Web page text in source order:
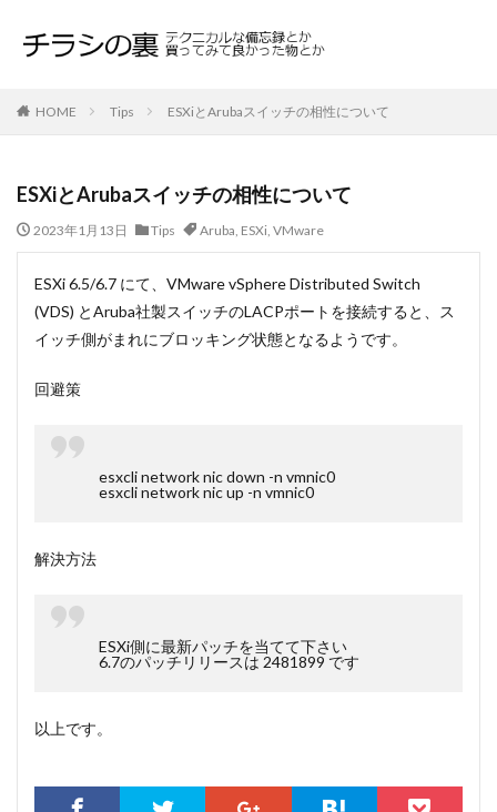
HOME Tips ESXiとArubaスイッチの相性について
ESXiとArubaスイッチの相性について
2023年1月13日 Tips Aruba, ESXi, VMware
ESXi 6.5/6.7 にて、VMware vSphere Distributed Switch
(VDS) とAruba社製スイッチのLACPポートを接続すると、ス
イッチ側がまれにブロッキング状態となるようです。
回避策
esxcli network nic down -n vmnic0
esxcli network nic up -n vmnic0
解決方法
ESXi側に最新パッチを当てて下さい
6.7のパッチリリースは 2481899 です
以上です。